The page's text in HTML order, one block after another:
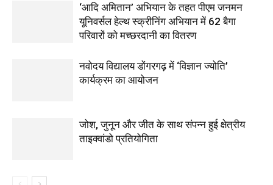
‘आदि अमितान’ अभियान के तहत पीएम जनमन
यूनिवर्सल हेल्थ स्क्रीनिंग अभियान में 62 बैगा
परिवारों को मच्छरदानी का वितरण
नवोदय विद्यालय डोंगरगढ़ में ‘विज्ञान ज्योति’
कार्यक्रम का आयोजन
जोश, जुनून और जीत के साथ संपन्न हुई क्षेत्रीय
ताइक्वांडो प्रतियोगिता